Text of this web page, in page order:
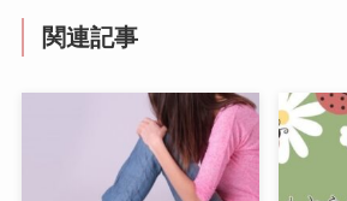
関連記事